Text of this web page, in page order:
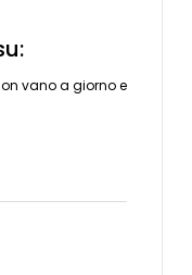
vano a giorno e